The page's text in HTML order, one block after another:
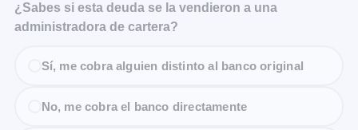
¿Sabes si esta deuda se la vendieron a una
administradora de cartera?
Sí, me cobra alguien distinto al banco original
No, me cobra el banco directamente